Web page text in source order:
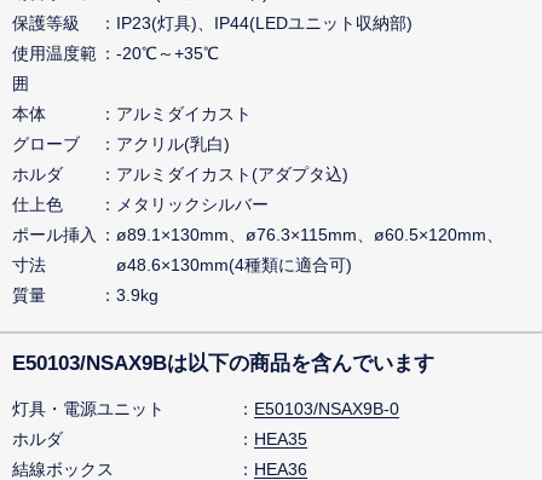
保護等級
IP23(灯具)、IP44(LEDユニット収納部)
使用温度範
囲
-20℃～+35℃
本体
アルミダイカスト
グローブ
アクリル(乳白)
ホルダ
アルミダイカスト(アダプタ込)
仕上色
メタリックシルバー
ポール挿入
寸法
ø89.1×130mm、ø76.3×115mm、ø60.5×120mm、
ø48.6×130mm(4種類に適合可)
質量
3.9kg
E50103/NSAX9Bは以下の商品を含んでいます
灯具・電源ユニット
E50103/NSAX9B-0
ホルダ
HEA35
結線ボックス
HEA36